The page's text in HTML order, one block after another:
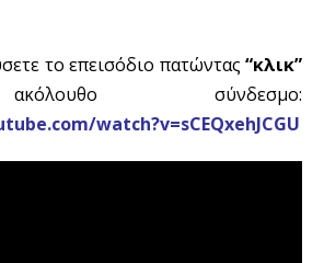
το επεισόδιο πατώντας “κλικ”
σύνδεσμο:
watch?v=sCEQxehJCGU